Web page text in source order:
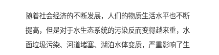
随着社会经济的不断发展，人们的物质生活水平也不断
提高，但是对于水生态系统的污染反而变得越来重，水
面垃圾污染、河道堵塞、湖泊水体变质，严重影响了生